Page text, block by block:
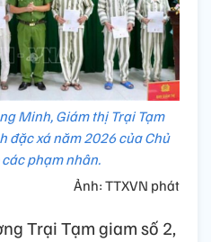
Minh, Giám thị Trại Tạm
đặc xá năm 2026 của Chủ
phạm nhân.
Ảnh: TTXVN phát
Trại Tạm giam số 2,